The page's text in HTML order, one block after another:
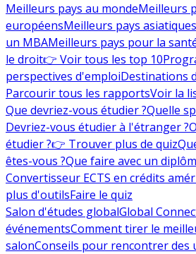
Meilleurs pays au mondeMeilleurs
européensMeilleurs pays asiatiques
un MBAMeilleurs pays pour la
le droit👉 Voir tous les top 10
perspectives d'emploiDestinations
Parcourir tous les rapportsVoir la
Que devriez-vous étudier ?Quelle
Devriez-vous étudier à l'étranger ?
étudier ?👉 Trouver plus de quiz
êtes-vous ?Que faire avec un
Convertisseur ECTS en crédits
plus d'outilsFaire le quiz
Salon d'études globalGlobal
événementsComment tirer le
salonConseils pour rencontrer des